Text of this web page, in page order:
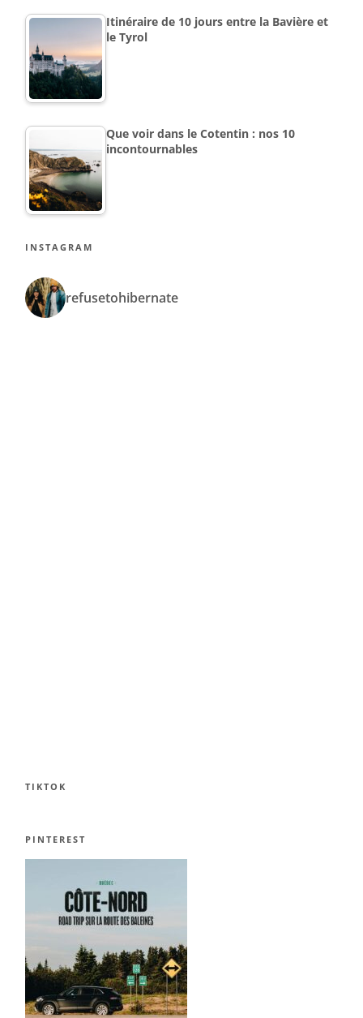
Itinéraire de 10 jours entre la Bavière et
le Tyrol
Que voir dans le Cotentin : nos 10
incontournables
INSTAGRAM
refusetohibernate
TIKTOK
PINTEREST